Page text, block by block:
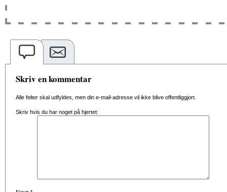
Skriv en kommentar
Alle felter skal udfyldes, men din e-mail-adresse vil ikke blive offentliggjort.
Skriv hvis du har noget på hjertet: